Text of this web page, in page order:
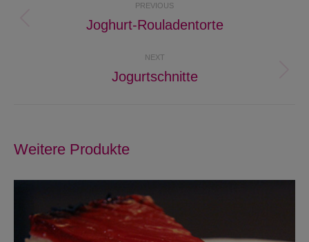
navigation
PREVIOUS
Previous
Joghurt-Rouladentorte
NEXT
Next
Jogurtschnitte
Weitere Produkte